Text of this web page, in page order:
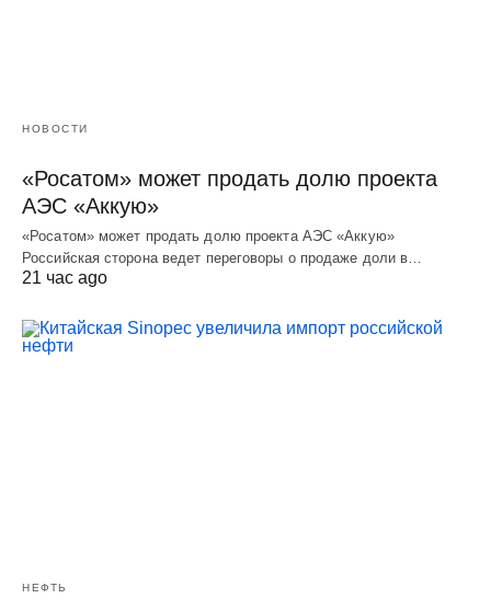
НОВОСТИ
«Росатом» может продать долю проекта
АЭС «Аккую»
«Росатом» может продать долю проекта АЭС «Аккую»
Российская сторона ведет переговоры о продаже доли в…
21 час ago
НЕФТЬ